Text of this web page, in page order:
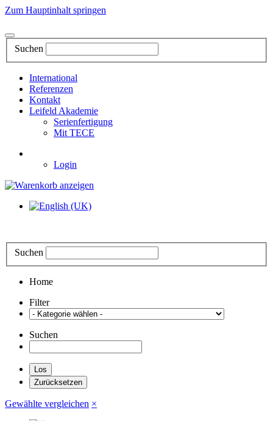
Zum Hauptinhalt springen
Suchen
International
Referenzen
Kontakt
Leifeld Akademie
Serienfertigung
Mit TECE
Login
Suchen
Home
Filter
Suchen
Gewählte vergleichen ×